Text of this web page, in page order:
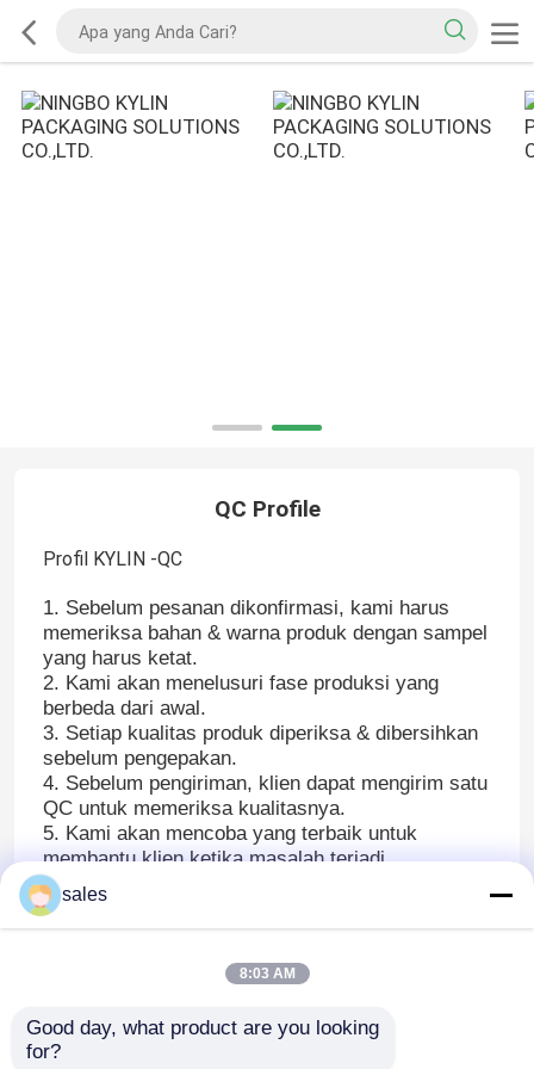
QC Profile
Profil KYLIN -QC
1. Sebelum pesanan dikonfirmasi, kami harus
memeriksa bahan & warna produk dengan sampel
yang harus ketat.
2. Kami akan menelusuri fase produksi yang
berbeda dari awal.
3. Setiap kualitas produk diperiksa & dibersihkan
sebelum pengepakan.
4. Sebelum pengiriman, klien dapat mengirim satu
QC untuk memeriksa kualitasnya.
5. Kami akan mencoba yang terbaik untuk
membantu klien ketika masalah terjadi.
sales
8:03 AM
Good day, what product are you looking
for?